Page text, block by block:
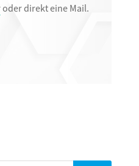
oder direkt eine Mail.